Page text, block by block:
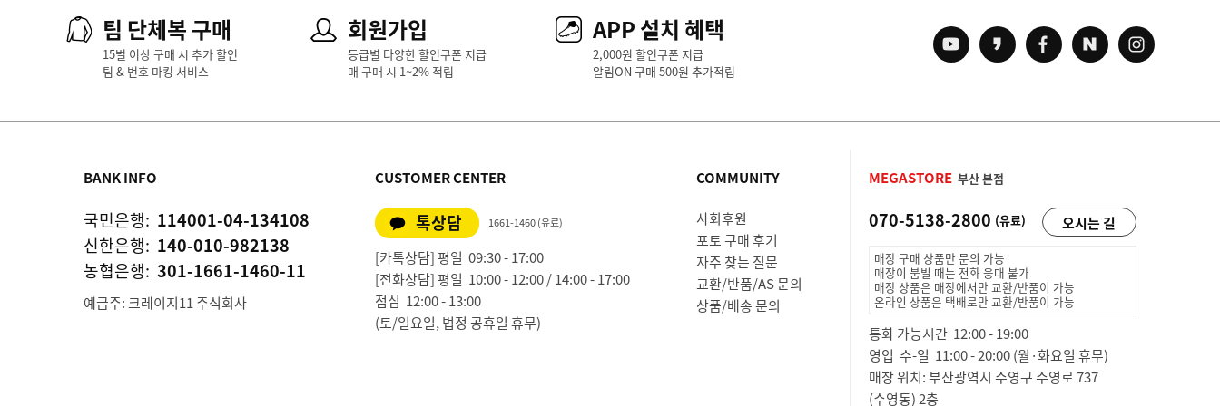
팀 단체복 구매
15벌 이상 구매 시 추가 할인
팀 & 번호 마킹 서비스
회원가입
등급별 다양한 할인쿠폰 지급
매 구매 시 1~2% 적립
APP 설치 혜택
2,000원 할인쿠폰 지급
알림ON 구매 500원 추가적립
BANK INFO
국민은행: 114001-04-134108
신한은행: 140-010-982138
농협은행: 301-1661-1460-11
예금주: 크레이지11 주식회사
CUSTOMER CENTER
톡상담 1661-1460 (유료)
[카톡상담] 평일 09:30 - 17:00
[전화상담] 평일 10:00 - 12:00 / 14:00 - 17:00
점심 12:00 - 13:00
(토/일요일, 법정 공휴일 휴무)
COMMUNITY
사회후원
포토 구매 후기
자주 찾는 질문
교환/반품/AS 문의
상품/배송 문의
MEGASTORE 부산 본점
070-5138-2800 (유료) 오시는 길
매장 구매 상품만 문의 가능
매장이 붐빌 때는 전화 응대 불가
매장 상품은 매장에서만 교환/반품이 가능
온라인 상품은 택배로만 교환/반품이 가능
통화 가능시간 12:00 - 19:00
영업 수-일 11:00 - 20:00 (월·화요일 휴무)
매장 위치: 부산광역시 수영구 수영로 737
(수영동) 2층